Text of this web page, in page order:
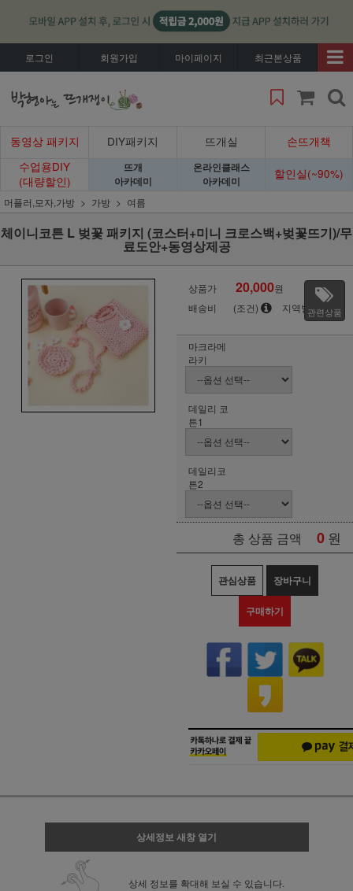
로그인 회원가입 마이페이지 최근본상품
동영상 패키지 DIY패키지 뜨개실
손뜨개책
수업용DIY
(대량할인)
뜨개
아카데미
온라인클래스
아카데미
할인실(~90%)
머플러,모자,가방 가방 여름
체이니코튼 L 벚꽃 패키지 (코스터+미니 크로스백+벚꽃뜨기)/무
료도안+동영상제공
상품가 20,000원
배송비
(조건) 지역별관련상품
마크라메
라키
데일리 코
튼1
데일리코
튼2
총 상품 금액 0 원
관심상품 장바구니
구매하기
상세정보 새창 열기
상세 정보를 확대해 보실 수 있습니다.